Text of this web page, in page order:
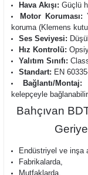
Hava Akışı: Güçlü
Motor Koruması:
koruma (Klemens
Ses Seviyesi:
Hız Kontrolü:
Yalıtım Sınıfı:
Standart: EN
Bağlantı/Montaj:
kelepçeyle
Bahçıvan
Endüstriyel ve inşa
Fabrikalarda,
Mutfaklarda,